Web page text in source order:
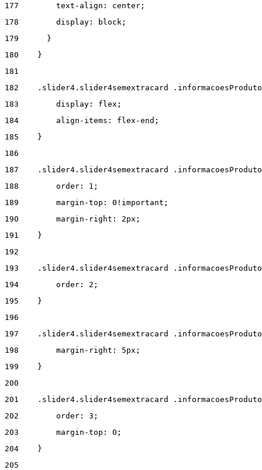
177
        text-align: center;
178
        display: block;
179
      }
180
    }
181
182
.slider4.slider4semextracard
183
        display: flex;
184
        align-items: flex-end;
185
    }
186
187
.slider4.slider4semextracard
188
        order: 1;
189
        margin-top: 0!important;
190
        margin-right: 2px;
191
    }
192
193
.slider4.slider4semextracard
194
        order: 2;
195
    }
196
197
.slider4.slider4semextracard
198
        margin-right: 5px;
199
    }
200
201
.slider4.slider4semextracard
202
        order: 3;
203
        margin-top: 0;
204
    }
205